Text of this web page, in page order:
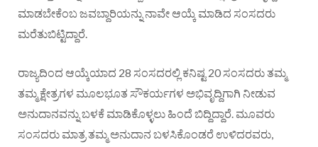
ಮಾಡಬೇಕೆಂಬ ಜವಬ್ದಾರಿಯನ್ನು ನಾವೇ ಆಯ್ಕೆ ಮಾಡಿದ ಸಂಸದರು
ಮರೆತುಬಿಟ್ಟಿದ್ದಾರೆ.
ರಾಜ್ಯದಿಂದ ಆಯ್ಕೆಯಾದ 28 ಸಂಸದರಲ್ಲಿ ಕನಿಷ್ಟ 20 ಸಂಸದರು ತಮ್ಮ
ತಮ್ಮ ಕ್ಷೇತ್ರಗಳ ಮೂಲಭೂತ ಸೌಕರ್ಯಗಳ ಅಭಿವೃದ್ದಿಗಾಗಿ ನೀಡುವ
ಅನುದಾನವನ್ನು ಬಳಕೆ ಮಾಡಿಕೊಳ್ಳಲು ಹಿಂದೆ ಬಿದ್ದಿದ್ದಾರೆ. ಮೂವರು
ಸಂಸದರು ಮಾತ್ರ ತಮ್ಮ ಅನುದಾನ ಬಳಸಿಕೊಂಡರೆ ಉಳಿದರವರು,